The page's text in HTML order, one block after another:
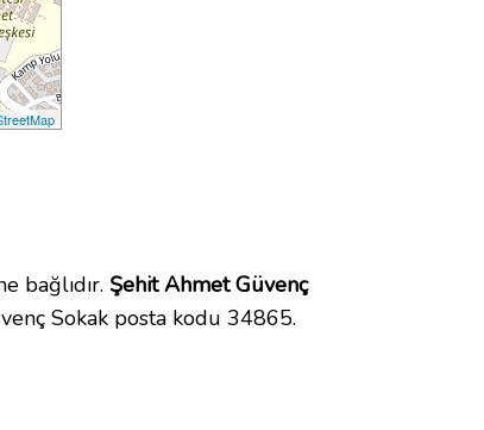
bağlıdır. Şehit Ahmet Güvenç
Sokak posta kodu 34865.